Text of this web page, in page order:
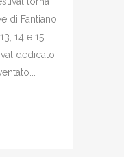
di Fantiano
14 e 15
dedicato